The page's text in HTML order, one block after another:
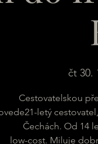
čt 30.
Cestovatelskou
letý
Čechách. Od 14
low-cost. Miluje